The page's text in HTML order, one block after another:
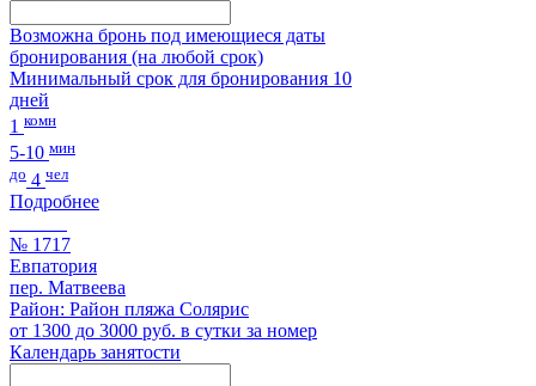
Возможна бронь под имеющиеся даты
бронирования (на любой срок)
Минимальный срок для бронирования 10
дней
1 комн
5-10 мин
до 4 чел
Подробнее
№ 1717
Евпатория
пер. Матвеева
Район: Район пляжа Солярис
от 1300 до 3000 руб. в сутки за номер
Календарь занятости